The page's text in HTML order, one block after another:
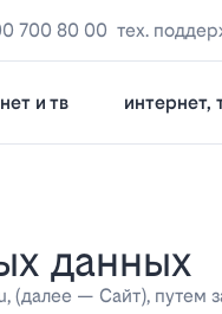
700 80 00 тех.
и тв интернет,
данных
(далее — Сайт), путем